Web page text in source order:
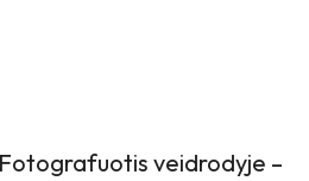
Fotografuotis veidrodyje –